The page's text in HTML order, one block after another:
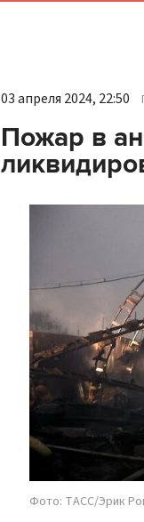
03 апреля 2024, 22:50
Пожар в
Фото: ТАСС/Эрик